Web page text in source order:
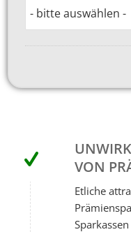
VON
Etliche